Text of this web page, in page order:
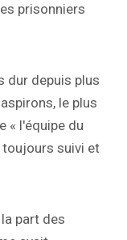
prisonniers
dur depuis plus
le plus
« l'équipe du
toujours suivi et
part des